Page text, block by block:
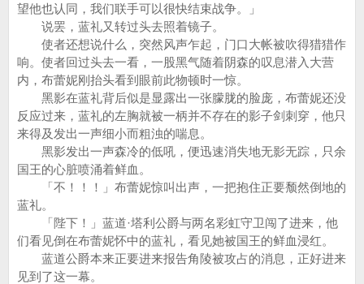
望他也认同，我们联手可以很快结束战争。」
说罢，蓝礼又转过头去照着镜子。
使者还想说什么，突然风声乍起，门口大帐被吹得猎猎作
响。使者回过头去一看，一股黑气随着阴森的叹息潜入大营
内，布蕾妮刚抬头看到眼前此物顿时一惊。
黑影在蓝礼背后似是显露出一张朦胧的脸庞，布蕾妮还没
反应过来，蓝礼的左胸就被一柄并不存在的影子剑刺穿，他只
来得及发出一声细小而粗浊的喘息。
黑影发出一声森冷的低吼，便迅速消失地无影无踪，只余
国王的心脏喷涌着鲜血。
「不！！！」布蕾妮惊叫出声，一把抱住正要颓然倒地的
蓝礼。
「陛下！」蓝道·塔利公爵与两名彩虹守卫闯了进来，他
们看见倒在布蕾妮怀中的蓝礼，看见她被国王的鲜血浸红。
蓝道公爵本来正要进来报告角陵被攻占的消息，正好进来
见到了这一幕。